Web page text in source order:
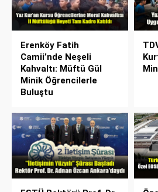
Erenköy Fatih
Camii’nde Neşeli
Kahvaltı: Müftü Gül
Minik Öğrencilerle
Buluştu